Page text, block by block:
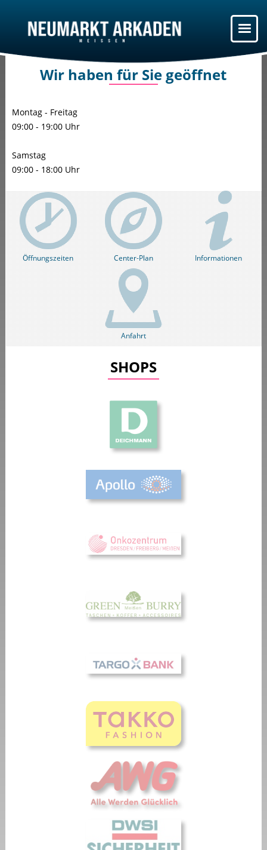
Wir haben für Sie geöffnet
Montag - Freitag
09:00 - 19:00 Uhr
Samstag
09:00 - 18:00 Uhr
Öffnungszeiten Center-Plan Informationen
Anfahrt
SHOPS